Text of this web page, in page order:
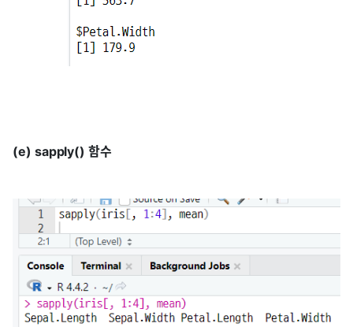
(e) sapply() 함수